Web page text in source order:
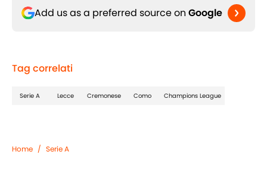
Add us as a preferred source on Google
Tag correlati
Serie A Lecce Cremonese Como Champions League
Home / Serie A